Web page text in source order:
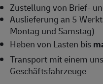
Zustellung von Brief-
Auslieferung an 5
Montag und Samstag)
Heben von Lasten bis
Transport mit einem
Geschäftsfahrzeuge